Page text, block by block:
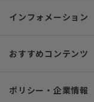
インフォメーション
おすすめコンテンツ
ポリシー・企業情報